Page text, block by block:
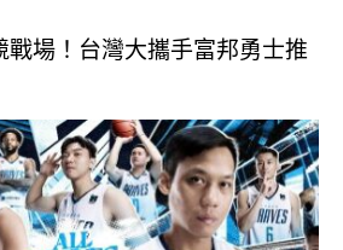
戰場！台灣大攜手富邦勇士推